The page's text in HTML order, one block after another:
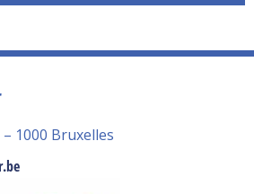
1000 Bruxelles